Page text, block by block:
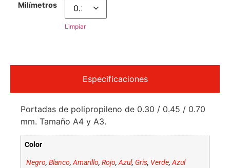
Milímetros
Limpiar
Especificaciones
Portadas de polipropileno de 0.30 / 0.45 / 0.70
mm. Tamaño A4 y A3.
Color
Negro, Blanco,Amarillo, Rojo,Azul, Gris, Verde,Azul